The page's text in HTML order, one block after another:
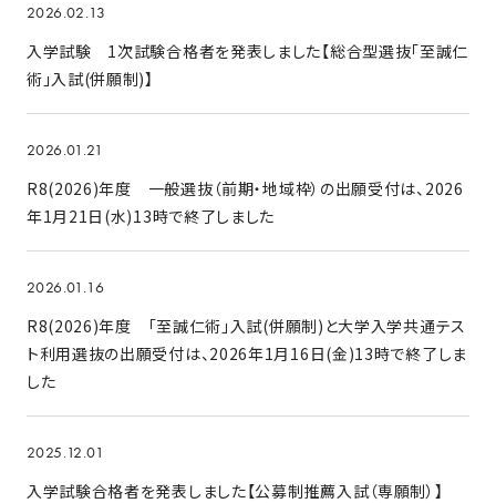
2026.02.13
入学試験 1次試験合格者を発表しました【総合型選抜「至誠仁
術」入試(併願制)】
2026.01.21
R8(2026)年度 一般選抜（前期・地域枠）の出願受付は、2026
年1月21日(水)13時で終了しました
2026.01.16
R8(2026)年度 「至誠仁術」入試(併願制)と大学入学共通テス
ト利用選抜の出願受付は、2026年1月16日(金)13時で終了しま
した
2025.12.01
入学試験合格者を発表しました【公募制推薦入試（専願制）】